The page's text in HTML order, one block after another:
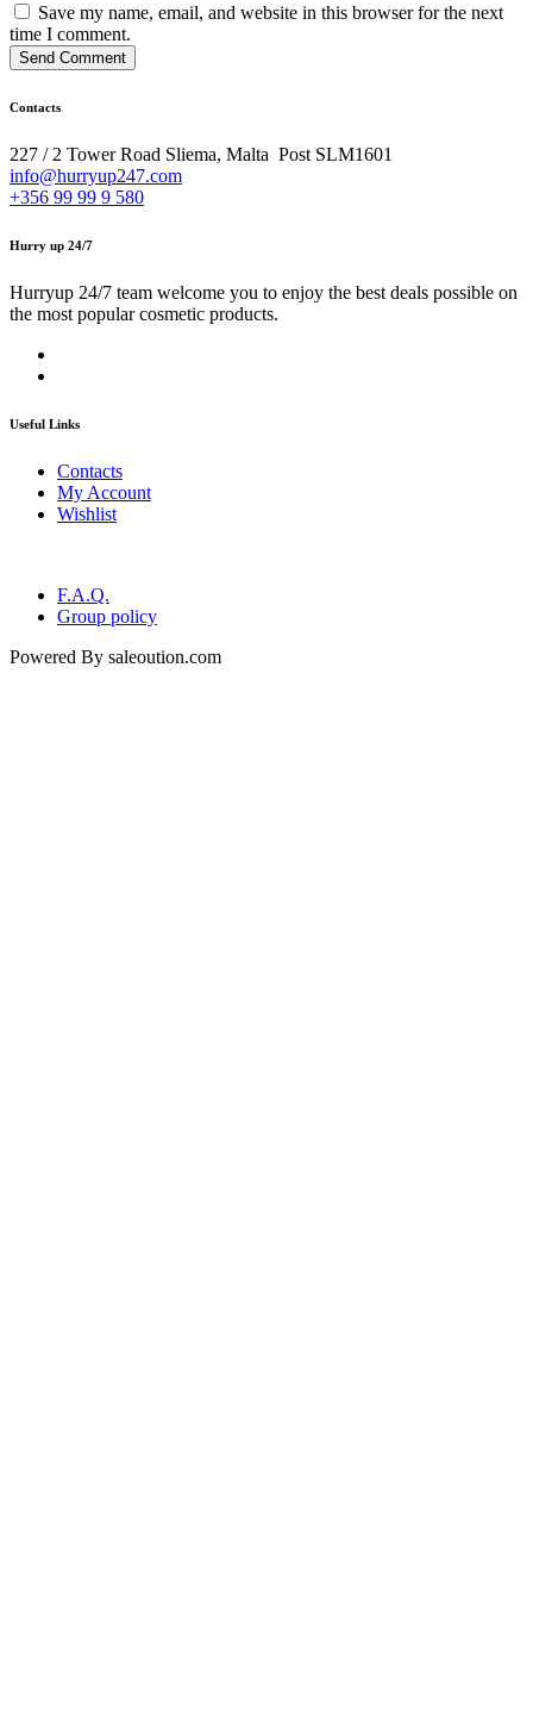
Save my name, email, and website in this browser for the next
time I comment.
Send Comment
Contacts
227 / 2 Tower Road Sliema, Malta Post SLM1601
info@hurryup247.com
+356 99 99 9 580
Hurry up 24/7
Hurryup 24/7 team welcome you to enjoy the best deals possible on
the most popular cosmetic products.
Useful Links
Contacts
My Account
Wishlist
F.A.Q.
Group policy
Powered By saleoution.com